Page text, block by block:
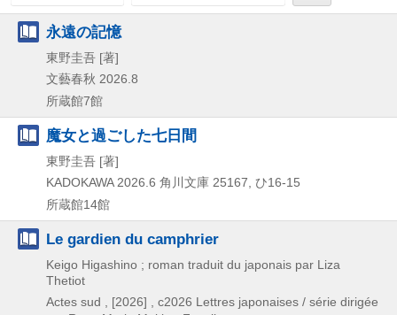
永遠の記憶
東野圭吾 [著]
文藝春秋 2026.8
所蔵館7館
魔女と過ごした七日間
東野圭吾 [著]
KADOKAWA 2026.6 角川文庫 25167, ひ16-15
所蔵館14館
Le gardien du camphrier
Keigo Higashino ; roman traduit du japonais par Liza
Thetiot
Actes sud , [2026] , c2026 Lettres japonaises / série dirigée